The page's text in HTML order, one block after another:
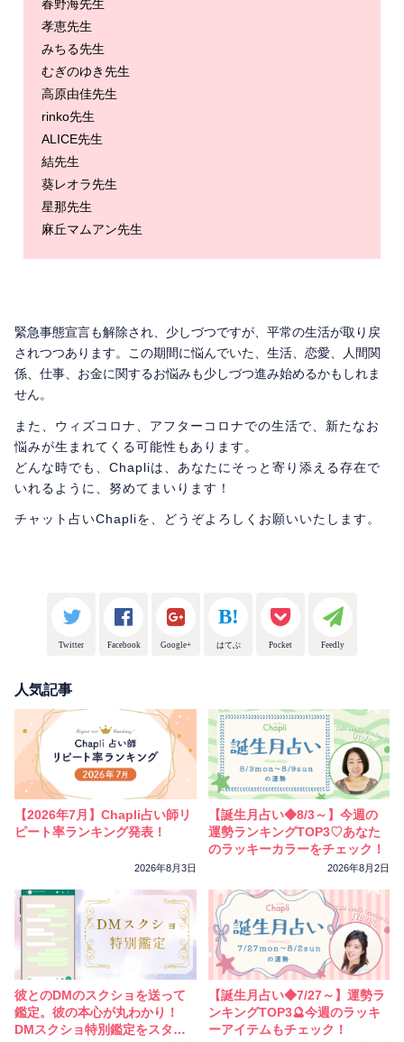
春野海先生
孝恵先生
みちる先生
むぎのゆき先生
高原由佳先生
rinko先生
ALICE先生
結先生
葵レオラ先生
星那先生
麻丘マムアン先生
緊急事態宣言も解除され、少しづつですが、平常の生活が取り戻
されつつあります。この期間に悩んでいた、生活、恋愛、人間関
係、仕事、お金に関するお悩みも少しづつ進み始めるかもしれま
せん。
また、ウィズコロナ、アフターコロナでの生活で、新たなお
悩みが生まれてくる可能性もあります。
どんな時でも、Chapliは、あなたにそっと寄り添える存在で
いれるように、努めてまいります！
チャット占いChapliを、どうぞよろしくお願いいたします。
Twitter Facebook Google+ はてぶ Pocket Feedly
人気記事
【2026年7月】Chapli占い師リ
ピート率ランキング発表！
2026年8月3日
【誕生月占い◆8/3～】今週の
運勢ランキングTOP3♡あなた
のラッキーカラーをチェック！
2026年8月2日
彼とのDMのスクショを送って
鑑定。彼の本心が丸わかり！
DMスクショ特別鑑定をスター
【誕生月占い◆7/27～】運勢ラ
ンキングTOP3🔮今週のラッキ
ーアイテムもチェック！